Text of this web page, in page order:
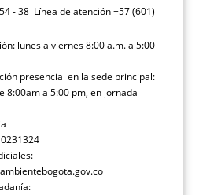
- 38 Línea de atención +57 (601)
lunes a viernes 8:00 a.m. a 5:00
presencial en la sede principal:
8:00am a 5:00 pm, en jornada